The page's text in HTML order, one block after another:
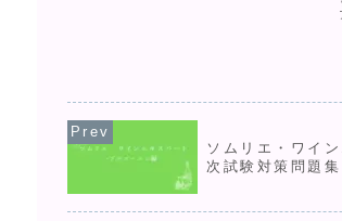
ソムリエ・ワイ
次試験対策問題